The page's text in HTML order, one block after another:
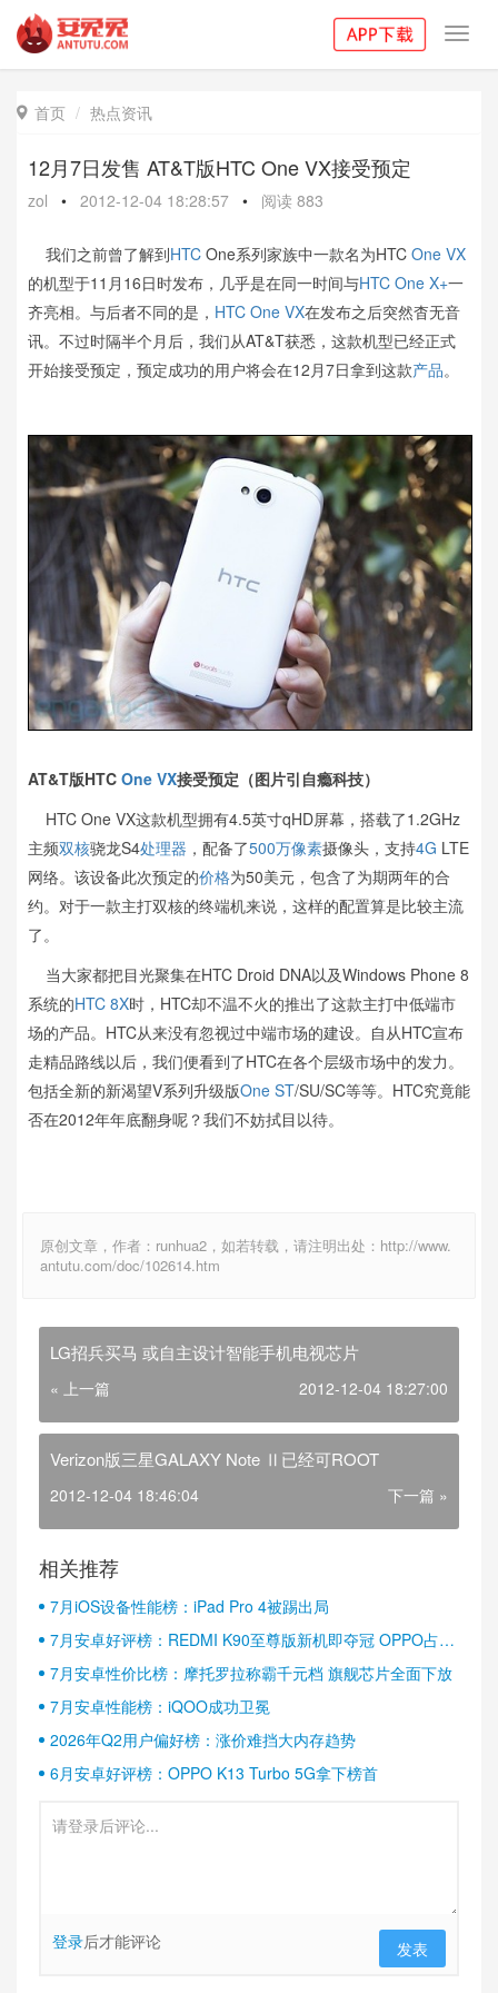
 首页 热点资讯
12月7日发售 AT&T版HTC One VX接受预定
zol • 2012-12-04 18:28:57 • 阅读 883
我们之前曾了解到HTC One系列家族中一款名为HTC One VX
的机型于11月16日时发布，几乎是在同一时间与HTC One X+一
齐亮相。与后者不同的是， HTC One VX在发布之后突然杳无音
讯。不过时隔半个月后，我们从AT&T获悉，这款机型已经正式
开始接受预定，预定成功的用户将会在12月7日拿到这款产品。
AT&T版HTC One VX接受预定（图片引自瘾科技）
HTC One VX这款机型拥有4.5英寸qHD屏幕，搭载了1.2GHz
主频双核骁龙S4处理器 ，配备了500万像素摄像头，支持4G LTE
网络。该设备此次预定的价格为50美元，包含了为期两年的合
约。对于一款主打双核的终端机来说，这样的配置算是比较主流
了。
当大家都把目光聚集在HTC Droid DNA以及Windows Phone 8
系统的HTC 8X时，HTC却不温不火的推出了这款主打中低端市
场的产品。HTC从来没有忽视过中端市场的建设。自从HTC宣布
走精品路线以后，我们便看到了HTC在各个层级市场中的发力。
包括全新的新渴望V系列升级版One ST/SU/SC等等。HTC究竟能
否在2012年年底翻身呢？我们不妨拭目以待。
原创文章，作者：runhua2，如若转载，请注明出处：http://www.
antutu.com/doc/102614.htm
LG招兵买马 或自主设计智能手机电视芯片
« 上一篇 2012-12-04 18:27:00
Verizon版三星GALAXY Note Ⅱ已经可ROOT
2012-12-04 18:46:04 下一篇 »
相关推荐
7月iOS设备性能榜：iPad Pro 4被踢出局
7月安卓好评榜：REDMI K90至尊版新机即夺冠 OPPO占据
半壁江山
7月安卓性价比榜：摩托罗拉称霸千元档 旗舰芯片全面下放
7月安卓性能榜：iQOO成功卫冕
2026年Q2用户偏好榜：涨价难挡大内存趋势
6月安卓好评榜：OPPO K13 Turbo 5G拿下榜首
登录后才能评论 发表